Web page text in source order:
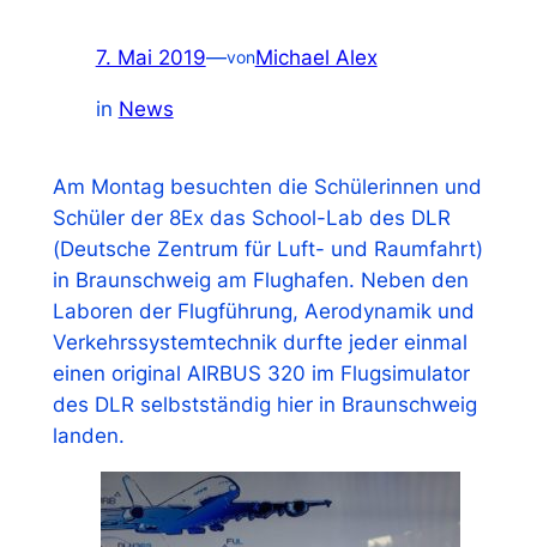
7. Mai 2019—vonMichael Alex
in News
Am Montag besuchten die Schülerinnen und
Schüler der 8Ex das School-Lab des DLR
(Deutsche Zentrum für Luft- und Raumfahrt)
in Braunschweig am Flughafen. Neben den
Laboren der Flugführung, Aerodynamik und
Verkehrssystemtechnik durfte jeder einmal
einen original AIRBUS 320 im Flugsimulator
des DLR selbstständig hier in Braunschweig
landen.